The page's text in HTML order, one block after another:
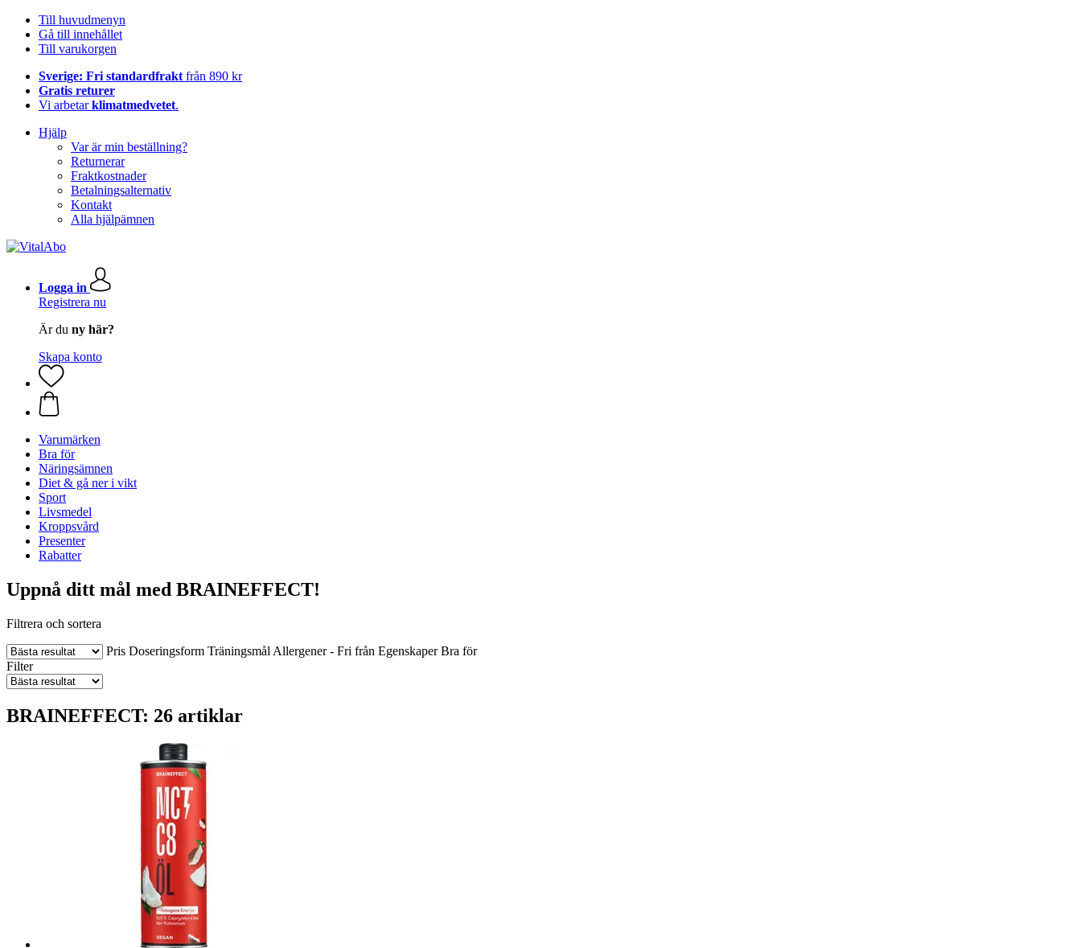
Till huvudmenyn
Gå till innehållet
Till varukorgen
Sverige: Fri standardfrakt från 890 kr
Gratis returer
Vi arbetarklimatmedvetet.
Hjälp
Var är min beställning?
Returnerar
Fraktkostnader
Betalningsalternativ
Kontakt
Alla hjälpämnen
Logga in
Registrera nu
Är du ny här?
Skapa konto
Varumärken
Bra för
Näringsämnen
Diet & gå ner i vikt
Sport
Livsmedel
Kroppsvård
Presenter
Rabatter
Uppnå ditt mål med BRAINEFFECT!
Filtrera och sortera
Pris Doseringsform Träningsmål Allergener - Fri från Egenskaper Bra för
Filter
BRAINEFFECT: 26 artiklar